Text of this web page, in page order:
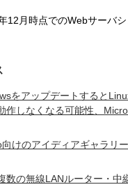
12月時点でのWebサーバ
をアップデートすると
作しなくなる可能性、
けのアイディアギャラリ
数の無線LANルーター・中